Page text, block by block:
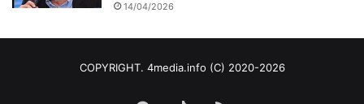
14/04/2026
COPYRIGHT. 4media.info (C) 2020-2026